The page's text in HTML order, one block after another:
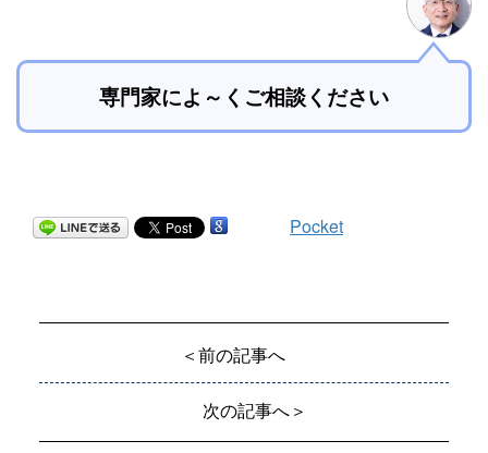
専門家によ～くご相談ください
Pocket
＜前の記事へ
次の記事へ＞